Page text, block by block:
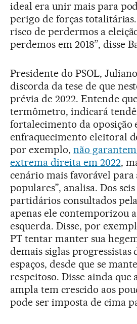
ideal era unir mais para
perigo de forças
risco de perdermos a
perdemos em 2018”, disse
Presidente do PSOL,
discorda da tese de que
prévia de 2022. Entende
termômetro, indicará
fortalecimento da oposição
enfraquecimento eleitoral
por exemplo, não
extrema direita em 2022,
cenário mais favorável para
populares”, analisa. Dos
partidários consultados
apenas ele contemporizou
esquerda. Disse, por
PT tentar manter sua
demais siglas progressistas
espaços, desde que se
respeitoso. Disse ainda que
ampla tem crescido aos
pode ser imposta de cima